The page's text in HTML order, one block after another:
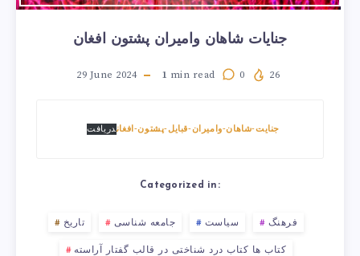
جنایات شاهان وامیران پشتون افغان
29 June 2024 1 min read 0 26
جنایت-شاهان-وامیران-قبایل-پشتون-افغاندریافت
Categorized in:
تاریخ جامعه شناسی سیاست فرهنگ
کتاب ها کتاب درد شناختی در قالب گفتار آراسته